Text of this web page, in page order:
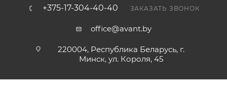
+375-17-304-40-40 ЗАКАЗАТЬ ЗВОНОК
office@avant.by
220004, Республика Беларусь, г.
Минск, ул. Короля, 45